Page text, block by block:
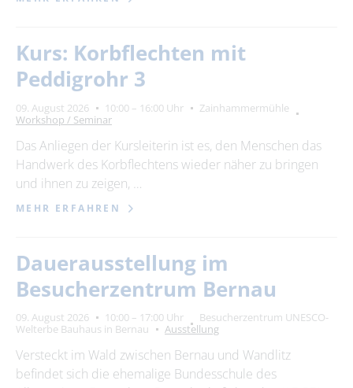
Kurs: Korbflechten mit
Peddigrohr 3
09. August 2026 10:00 – 16:00 Uhr
Zainhammermühle
Workshop / Seminar
Das Anliegen der Kursleiterin ist es, den Menschen das
Handwerk des Korbflechtens wieder näher zu bringen
und ihnen zu zeigen, …
MEHR ERFAHREN
Dauerausstellung im
Besucherzentrum Bernau
09. August 2026 10:00 – 17:00 Uhr
Besucherzentrum UNESCO-
Welterbe Bauhaus in Bernau
Ausstellung
Versteckt im Wald zwischen Bernau und Wandlitz
befindet sich die ehemalige Bundesschule des